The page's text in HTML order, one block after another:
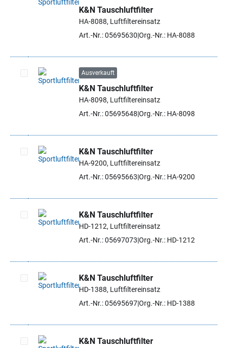
Artikel auswählen
K&N Tauschluftfilter
HA-8088, Luftfiltereinsatz
Art.-Nr.: 05695630 Org.-Nr.: HA-8088
Artikel auswählen
Ausverkauft
K&N Tauschluftfilter
HA-8098, Luftfiltereinsatz
Art.-Nr.: 05695648 Org.-Nr.: HA-8098
Artikel auswählen
K&N Tauschluftfilter
HA-9200, Luftfiltereinsatz
Art.-Nr.: 05695663 Org.-Nr.: HA-9200
Artikel auswählen
K&N Tauschluftfilter
HD-1212, Luftfiltereinsatz
Art.-Nr.: 05697073 Org.-Nr.: HD-1212
Artikel auswählen
K&N Tauschluftfilter
HD-1388, Luftfiltereinsatz
Art.-Nr.: 05695697Org.-Nr.: HD-1388
K&N Tauschluftfilter